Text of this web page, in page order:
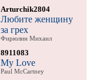
Arturchik2804
Любите женщину
за грех
Фирюлин Михаил
8911083
My Love
Paul McCartney